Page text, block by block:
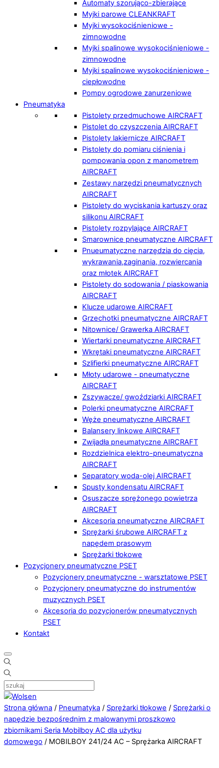
Automaty szorująco-zbierające
Myjki parowe CLEANKRAFT
Myjki wysokociśnieniowe -
zimnowodne
Myjki spalinowe wysokociśnieniowe -
zimnowodne
Myjki spalinowe wysokociśnieniowe -
ciepłowodne
Pompy ogrodowe zanurzeniowe
Pneumatyka
Pistolety przedmuchowe AIRCRAFT
Pistolet do czyszczenia AIRCRAFT
Pistolety lakiernicze AIRCRAFT
Pistolety do pomiaru ciśnienia i
pompowania opon z manometrem
AIRCRAFT
Zestawy narzędzi pneumatycznych
AIRCRAFT
Pistolety do wyciskania kartuszy oraz
silikonu AIRCRAFT
Pistolety rozpylające AIRCRAFT
Smarownice pneumatyczne AIRCRAFT
Pnueumatyczne narzędzia do cięcia,
wykrawania,zaginania, rozwiercania
oraz młotek AIRCRAFT
Pistolety do sodowania / piaskowania
AIRCRAFT
Klucze udarowe AIRCRAFT
Grzechotki pneumatyczne AIRCRAFT
Nitownice/ Grawerka AIRCRAFT
Wiertarki pneumatyczne AIRCRAFT
Wkrętaki pneumatyczne AIRCRAFT
Szlifierki pneumatyczne AIRCRAFT
Młoty udarowe - pneumatyczne
AIRCRAFT
Zszywacze/ gwoździarki AIRCRAFT
Polerki pneumatyczne AIRCRAFT
Węże pneumatyczne AIRCRAFT
Balansery linkowe AIRCRAFT
Zwijadła pneumatyczne AIRCRAFT
Rozdzielnica elektro-pneumatyczna
AIRCRAFT
Separatory woda-olej AIRCRAFT
Spusty kondensatu AIRCRAFT
Osuszacze sprężonego powietrza
AIRCRAFT
Akcesoria pneumatyczne AIRCRAFT
Sprężarki śrubowe AIRCRAFT z
napędem prasowym
Sprężarki tłokowe
Pozycjonery pneumatyczne PSET
Pozycjonery pneumatyczne - warsztatowe PSET
Pozycjonery pneumatyczne do instrumentów
muzycznych PSET
Akcesoria do pozycjonerów pneumatycznych
PSET
Kontakt
Strona główna / Pneumatyka / Sprężarki tłokowe / Sprężarki o
napędzie bezpośrednim z malowanymi proszkowo
zbiornikami Seria Mobilboy AC dla użytku
domowego / MOBILBOY 241/24 AC – Sprężarka AIRCRAFT